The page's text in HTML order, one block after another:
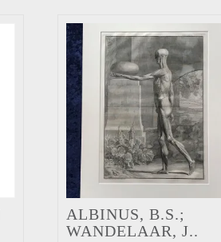
ALBINUS, B.S.;
WANDELAAR, J..